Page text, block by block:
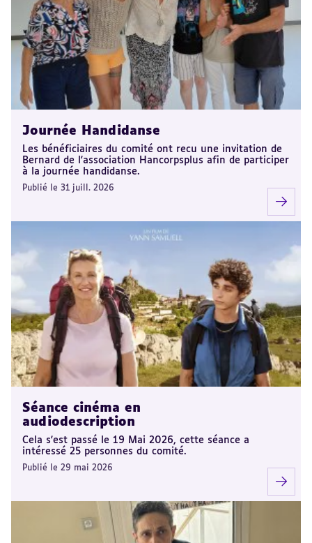
Journée Handidanse
Les bénéficiaires du comité ont recu une invitation de
Bernard de l'association Hancorpsplus afin de participer
à la journée handidanse.
Publié le 31 juill. 2026
Séance cinéma en
audiodescription
Cela s'est passé le 19 Mai 2026, cette séance a
intéressé 25 personnes du comité.
Publié le 29 mai 2026